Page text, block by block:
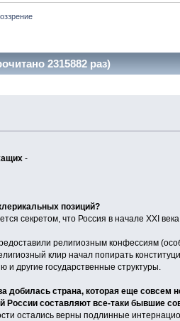
2315882 раз)
-
позиций?
секретом, что Россия в начале XXI
религиозным конфессиям
клир начал попирать
другие государственные структуры.
добилась страна, которая еще совсем
составляют все-таки бывшие
остались верны подлинные